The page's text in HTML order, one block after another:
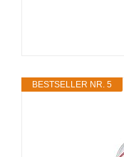
BESTSELLER NR. 5